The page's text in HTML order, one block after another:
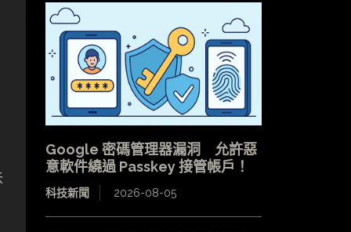
Google 密碼管理器漏洞 允許惡
意軟件繞過 Passkey 接管帳戶！
科技新聞 2026-08-05